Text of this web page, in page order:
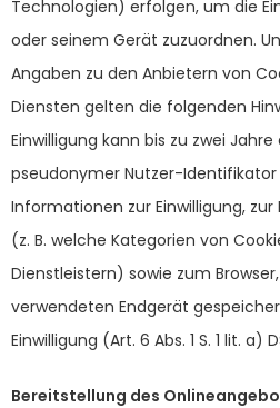
Technologien) erfolgen, um die
oder seinem Gerät zuzuordnen.
Angaben zu den Anbietern von
Diensten gelten die folgenden
Einwilligung kann bis zu zwei
pseudonymer Nutzer-
Informationen zur Einwilligung, zur
(z. B. welche Kategorien von
Dienstleistern) sowie zum
verwendeten Endgerät
Einwilligung (Art. 6 Abs. 1 S. 1 lit. a)
Bereitstellung des